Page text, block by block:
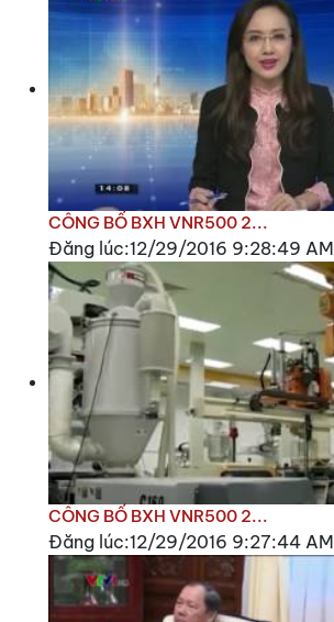
CÔNG BỐ BXH VNR500 2...
Đăng lúc:12/29/2016 9:28:49 AM
CÔNG BỐ BXH VNR500 2...
Đăng lúc:12/29/2016 9:27:44 AM